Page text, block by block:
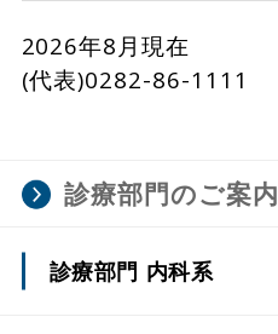
2026年8月現在
(代表)0282-86-1111
診療部門のご案内
診療部門 内科系